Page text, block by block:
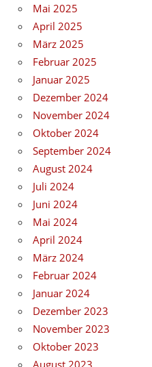
Mai 2025
April 2025
März 2025
Februar 2025
Januar 2025
Dezember 2024
November 2024
Oktober 2024
September 2024
August 2024
Juli 2024
Juni 2024
Mai 2024
April 2024
März 2024
Februar 2024
Januar 2024
Dezember 2023
November 2023
Oktober 2023
August 2023